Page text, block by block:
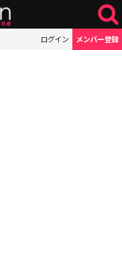
ログイン メンバー登録